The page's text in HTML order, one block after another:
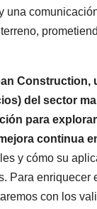
Construction,
del sector
para
continua
y cómo su
Para
con los